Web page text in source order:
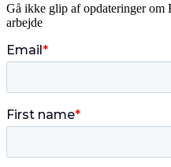
Gå ikke glip af opdateringer
arbejde